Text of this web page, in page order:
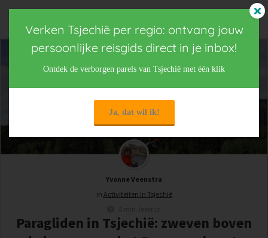
Yvonne Veenstra
in Activiteiten in Tsjechië
Paragliden in Tsjechië: zweven boven
Verken Tsjechië per regio: ontvang jouw
persoonlijke reisgids direct in je inbox!
Ontdek de verborgen parels van Tsjechië met één klik
Ja, dat wil ik!